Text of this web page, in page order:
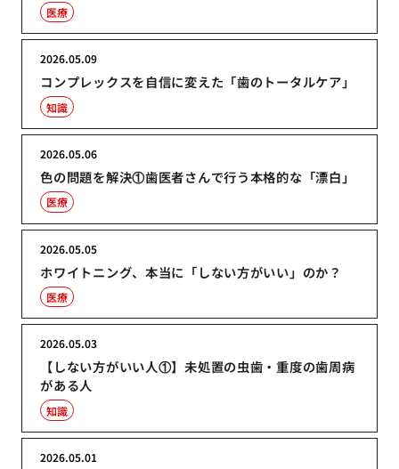
医療
コンプレックスを自信に変えた「歯のトータルケア」
2026.05.09
知識
色の問題を解決①歯医者さんで行う本格的な「漂白」
2026.05.06
医療
ホワイトニング、本当に「しない方がいい」のか？
2026.05.05
医療
【しない方がいい人①】未処置の虫歯・重度の歯周病
がある人
2026.05.03
知識
2026.05.01